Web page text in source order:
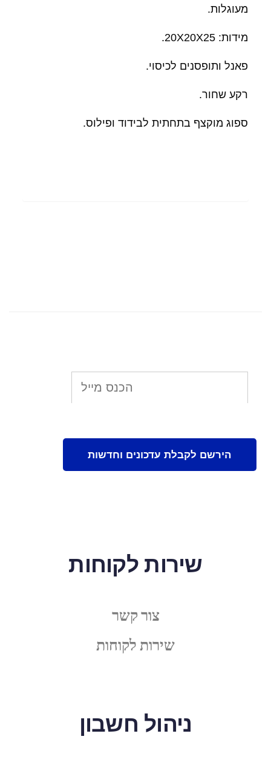
מעוגלות.
מידות: 20X20X25.
פאנל ותופסנים לכיסוי.
רקע שחור.
ספוג מוקצף בתחתית לבידוד ופילוס.
שירות לקוחות
צור קשר
שירות לקוחות
ניהול חשבון